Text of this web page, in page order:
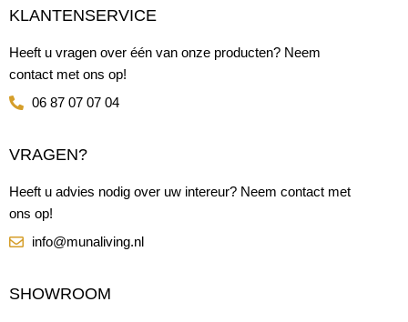
KLANTENSERVICE
Heeft u vragen over één van onze producten? Neem
contact met ons op!
06 87 07 07 04
VRAGEN?
Heeft u advies nodig over uw intereur? Neem contact met
ons op!
info@munaliving.nl
SHOWROOM